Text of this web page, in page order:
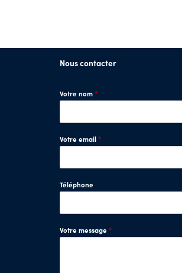
Nous contacter
Votre nom *
Votre email *
Téléphone
Votre message *